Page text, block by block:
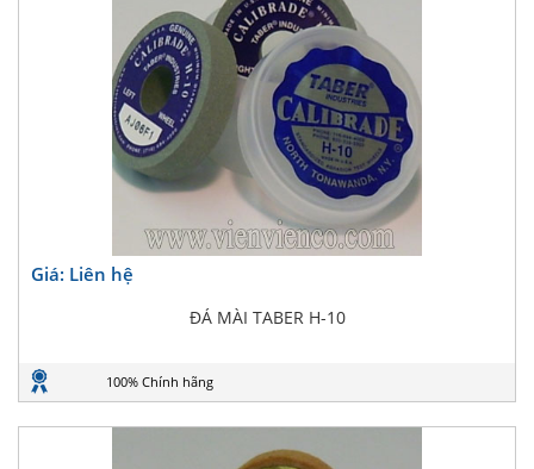
Giá: Liên hệ
ĐÁ MÀI TABER H-10
100% Chính hãng